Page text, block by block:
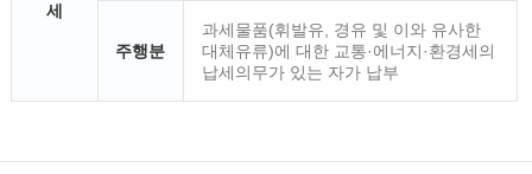
세
주행분
과세물품(휘발유, 경유 및 이와 유사한
대체유류)에 대한 교통·에너지·환경세의
납세의무가 있는 자가 납부